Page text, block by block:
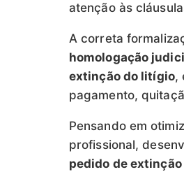
atenção às
A correta
homologação
extinção do litígio,
pagamento,
Pensando em
profissional,
pedido de